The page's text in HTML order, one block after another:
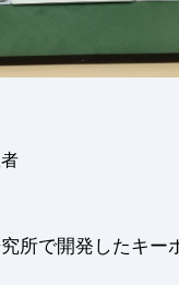
所で開発したキー